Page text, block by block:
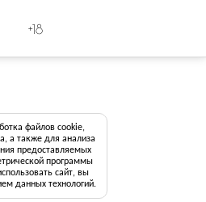
+18
файлов cookie,
а также для анализа
предоставляемых
программы
сайт, вы
данных технологий.